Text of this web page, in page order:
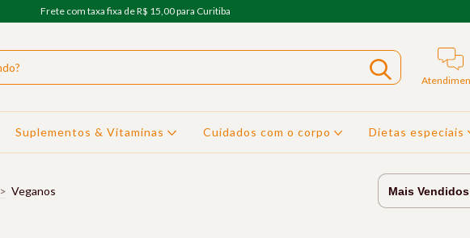
Frete com taxa fixa de R$ 15,00 para Curitiba
Suplementos & Vitaminas Cuidados com o corpo Dietas especiais
> Veganos